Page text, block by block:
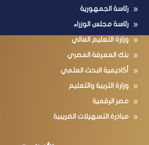
رئاسة الجمهورية
رئاسة مجلس الوزراء
وزارة التعليم العالي
بنك المعرفة المصري
أكاديمية البحث العلمي
وزارة التربية والتعليم
مصر الرقمية
مبادرة التسهيلات الضريبية